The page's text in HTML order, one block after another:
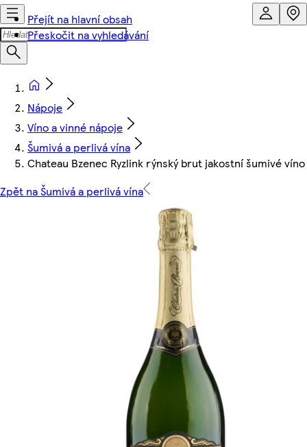
Přejít na hlavní obsah
Přeskočit na vyhledávání
Nápoje
Víno a vinné nápoje
Šumivá a perlivá vína
Chateau Bzenec Ryzlink rýnský brut jakostní šumivé
Zpět na Šumivá a perlivá vína